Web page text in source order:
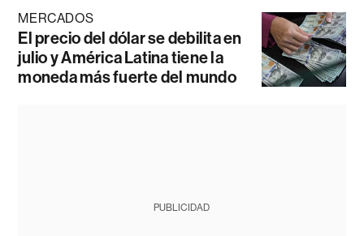
MERCADOS
El precio del dólar se debilita en
julio y América Latina tiene la
moneda más fuerte del mundo
PUBLICIDAD